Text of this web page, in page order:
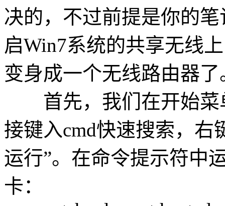
决的，不过前提是你的
启Win7系统的共享无线
变身成一个无线路由器了
首先，我们在开始菜
接键入cmd快速搜索，右
运行”。在命令提示符中
卡：